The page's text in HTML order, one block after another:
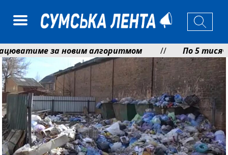
за новим алгоритмом
По 5 тисяч
оздоровилася в Австрії
Ніколаєнко: у